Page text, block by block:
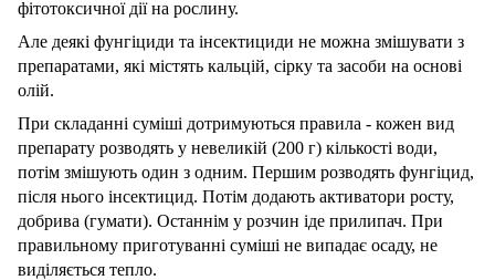
фітотоксичної дії на рослину.
Але деякі фунгіциди та інсектициди не можна змішувати з
препаратами, які містять кальцій, сірку та засоби на основі
олій.
При складанні суміші дотримуються правила - кожен вид
препарату розводять у невеликій (200 г) кількості води,
потім змішують один з одним. Першим розводять фунгіцид,
після нього інсектицид. Потім додають активатори росту,
добрива (гумати). Останнім у розчин іде прилипач. При
правильному приготуванні суміші не випадає осаду, не
виділяється тепло.